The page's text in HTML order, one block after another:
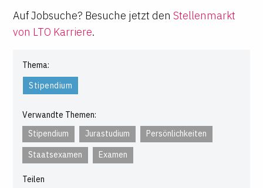
Auf Jobsuche? Besuche jetzt den Stellenmarkt
von LTO Karriere.
Thema:
Stipendium
Verwandte Themen:
Stipendium
Jurastudium
Persönlichkeiten
Staatsexamen
Examen
Teilen